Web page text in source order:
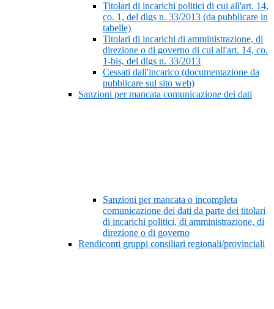
Titolari di incarichi politici di cui all'art. 14,
co. 1, del dlgs n. 33/2013 (da pubblicare in
tabelle)
Titolari di incarichi di amministrazione, di
direzione o di governo di cui all'art. 14, co.
1-bis, del dlgs n. 33/2013
Cessati dall'incarico (documentazione da
pubblicare sul sito web)
Sanzioni per mancata comunicazione dei dati
Sanzioni per mancata o incompleta
comunicazione dei dati da parte dei titolari
di incarichi politici, di amministrazione, di
direzione o di governo
Rendiconti gruppi consiliari regionali/provinciali